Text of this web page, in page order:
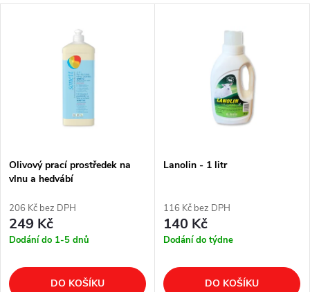
Olivový prací prostředek na
vlnu a hedvábí
206 Kč bez DPH
249 Kč
Dodání do 1-5 dnů
DO KOŠÍKU
Lanolin - 1 litr
116 Kč bez DPH
140 Kč
Dodání do týdne
DO KOŠÍKU